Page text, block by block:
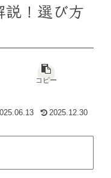
説！選び方
コピー
2025.12.30